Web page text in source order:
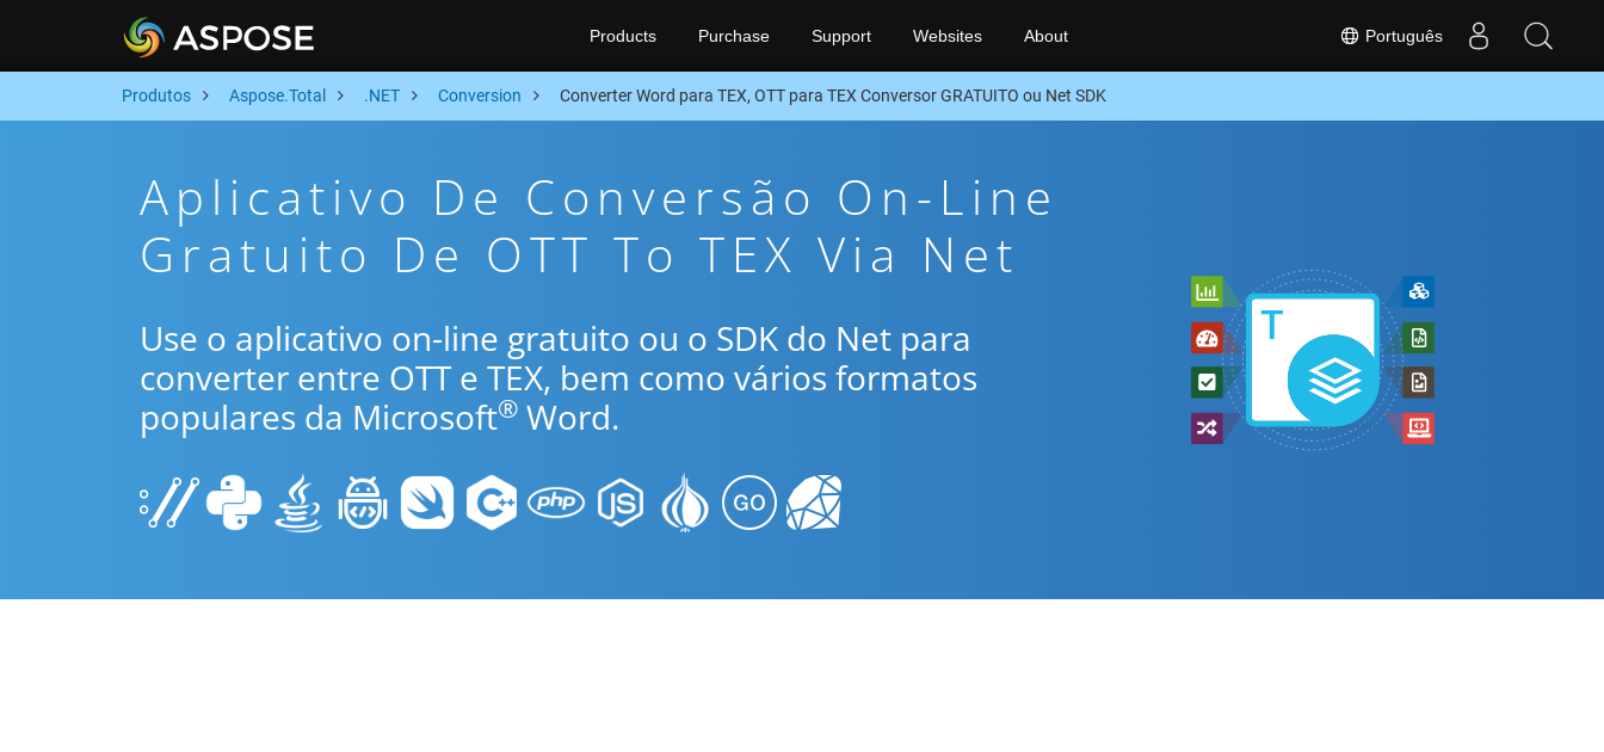
Português
Products Purchase Support Websites About
Produtos Aspose.Total .NET Conversion Converter Word para TEX, OTT para TEX Conversor GRATUITO ou Net SDK
Aplicativo De Conversão On-Line
Gratuito De OTT To TEX Via Net
Use o aplicativo on-line gratuito ou o SDK do Net para
converter entre OTT e TEX, bem como vários formatos
populares da Microsoft® Word.